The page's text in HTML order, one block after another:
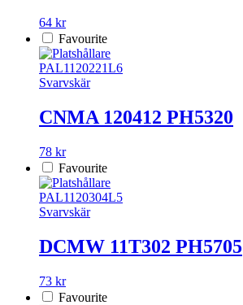
64 kr
Favourite
PAL1120221L6
Svarvskär
CNMA 120412 PH5320
78 kr
Favourite
PAL1120304L5
Svarvskär
DCMW 11T302 PH5705
73 kr
Favourite